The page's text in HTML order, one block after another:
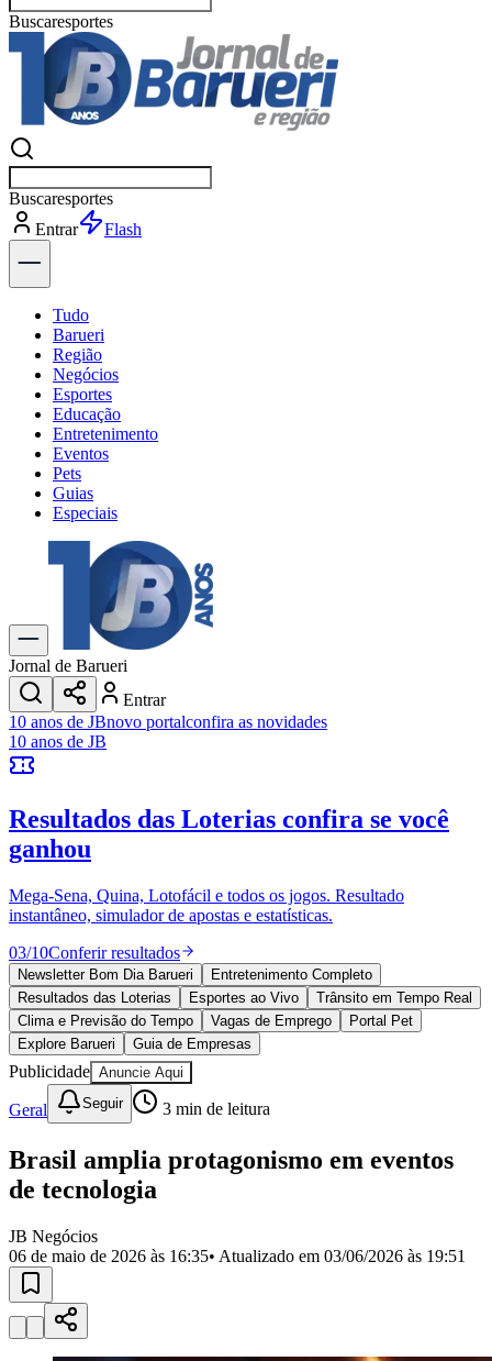
Buscarpolí
Buscarpolí
Entrar
Explorar
Tudo
Barueri
Região
Negócios
Esportes
Educação
Entretenimento
Eventos
Pets
Guias
Especiais
Explore Tudo
Últimas Notícias
Previsão do Tempo
Trânsito e Rotas
Dia a Dia & Lazer
Transportes
Gastronomia
Cinema & Shows
JogosNovo
Anuncie no Portal
Cadastrar Empresa
Divulgar Vagas
Política
Esportes
Saúde
Segurança
Cultura
Meio Ambiente
Obras
Educação
Bairros de Barueri
Selecione sua regiãoPara notícias da sua região
JubranBelval
VistaCalifórniaCarapicuíbaCentroChácaras MarcoCidades da
Região
Militar
Califórnia Jardim dos Altos
Esperança Jardim Graziela
Jornal de Barueri
Entrar
10 anos de JBnovo portalconfira as novidades
10 anos de JB
Resultados das Loterias confira se você
ganhou
Mega-Sena, Quina, Lotofácil e todos os jogos. Resultado
instantâneo, simulador de apostas e estatísticas.
03/10Conferir resultados
Newsletter Bom Dia Barueri
Entretenimento Completo
Resultados das Loterias
Esportes ao Vivo
Trânsito em Tempo Real
Clima e Previsão do Tempo
Vagas de Emprego
Portal Pet
Explore Barueri
Guia de Empresas
Publicidade Anuncie Aqui
Geral Seguir 3 min de leitura
Brasil amplia protagonismo em eventos
de tecnologia
JB Negócios
06 de maio de 2026 às 16:35• Atualizado em 03/06/2026 às 19:51